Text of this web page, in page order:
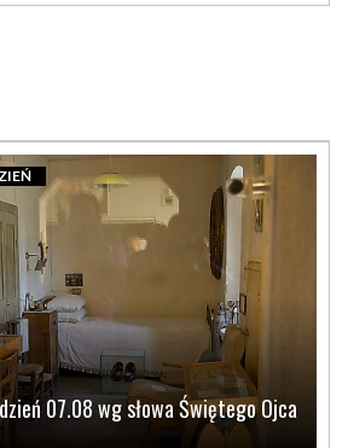
07.08 wg słowa Świętego Ojca